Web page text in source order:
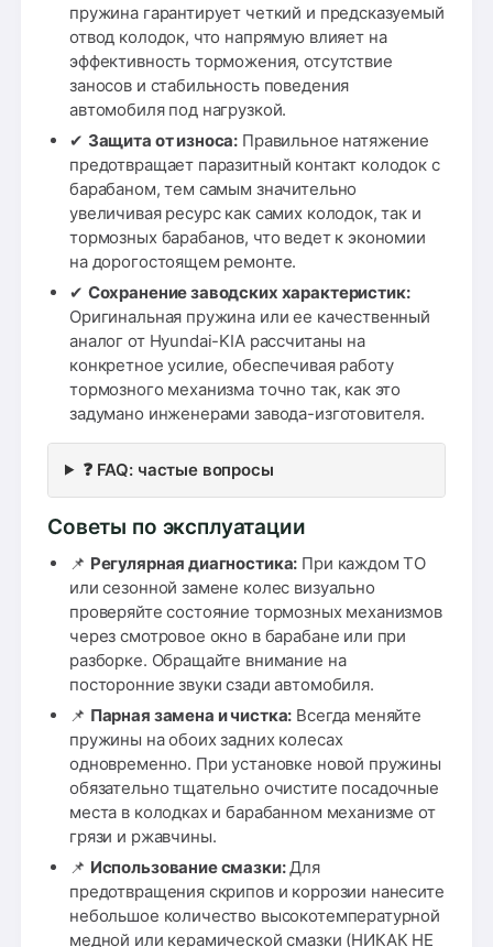
пружина гарантирует четкий и предсказуемый
отвод колодок, что напрямую влияет на
эффективность торможения, отсутствие
заносов и стабильность поведения
автомобиля под нагрузкой.
✔ Защита от износа: Правильное натяжение
предотвращает паразитный контакт колодок с
барабаном, тем самым значительно
увеличивая ресурс как самих колодок, так и
тормозных барабанов, что ведет к экономии
на дорогостоящем ремонте.
✔ Сохранение заводских характеристик:
Оригинальная пружина или ее качественный
аналог от Hyundai-KIA рассчитаны на
конкретное усилие, обеспечивая работу
тормозного механизма точно так, как это
задумано инженерами завода-изготовителя.
❓ FAQ: частые вопросы
Советы по эксплуатации
📌 Регулярная диагностика: При каждом ТО
или сезонной замене колес визуально
проверяйте состояние тормозных механизмов
через смотровое окно в барабане или при
разборке. Обращайте внимание на
посторонние звуки сзади автомобиля.
📌 Парная замена и чистка: Всегда меняйте
пружины на обоих задних колесах
одновременно. При установке новой пружины
обязательно тщательно очистите посадочные
места в колодках и барабанном механизме от
грязи и ржавчины.
📌 Использование смазки:Для
предотвращения скрипов и коррозии нанесите
небольшое количество высокотемпературной
медной или керамической смазки (НИКАК НЕ